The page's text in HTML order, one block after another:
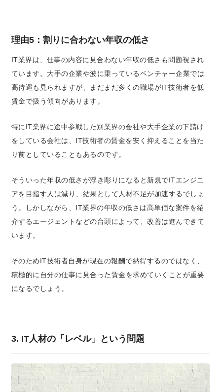
理由5：割りに合わない年収の低さ
IT業界は、仕事の内容に見合わない年収の低さも問題視され
ています。 大手の企業や波に乗っているベンチャー企業では
高待遇も見られますが、まだまだ多くの職場がIT技術者を低
賃金で扱う傾向があります。
特にIT業界に途中参戦した別業界の会社や大手企業の下請け
をしている会社は、IT技術者の賃金を安く抑えることを当た
り前としていることもあるのです。
そういった年収の低さが浮き彫りになると新規でITエンジニ
アを目指す人は減り、結果として人材不足が加速するでしょ
う。
しかしながら、IT業界の年収の低さは高単価な案件を紹
介するエージェントなどの台頭によって、改善は進んできて
います。
そのためIT技術者自身が現在の報酬で納得するのではなく、
積極的に自分の仕事に見合った賃金を求めていくことが重要
になるでしょう。
3. IT人材の「レベル」という問題